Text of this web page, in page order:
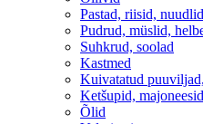
Pastad, riisid, nuudlid
Pudrud, müslid,
Suhkrud, soolad
Kastmed
Kuivatatud
Ketšupid,
Õlid